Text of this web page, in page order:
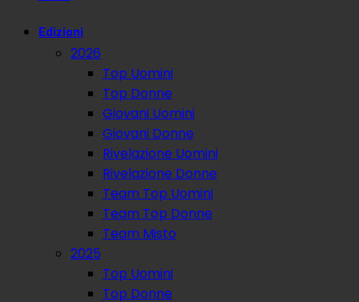
Edizioni
2026
Top Uomini
Top Donne
Giovani Uomini
Giovani Donne
Rivelazione Uomini
Rivelazione Donne
Team Top Uomini
Team Top Donne
Team Misto
2025
Top Uomini
Top Donne